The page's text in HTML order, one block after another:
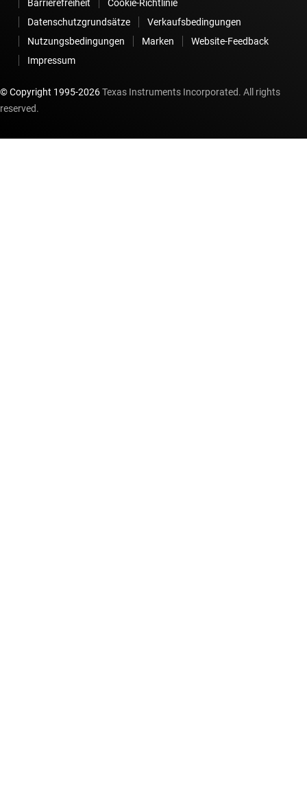
Barrierefreiheit
Cookie-Richtlinie
Datenschutzgrundsätze
Verkaufsbedingungen
Nutzungsbedingungen
Marken
Website-Feedback
Impressum
© Copyright 1995-2026Texas Instruments Incorporated. All rights
reserved.